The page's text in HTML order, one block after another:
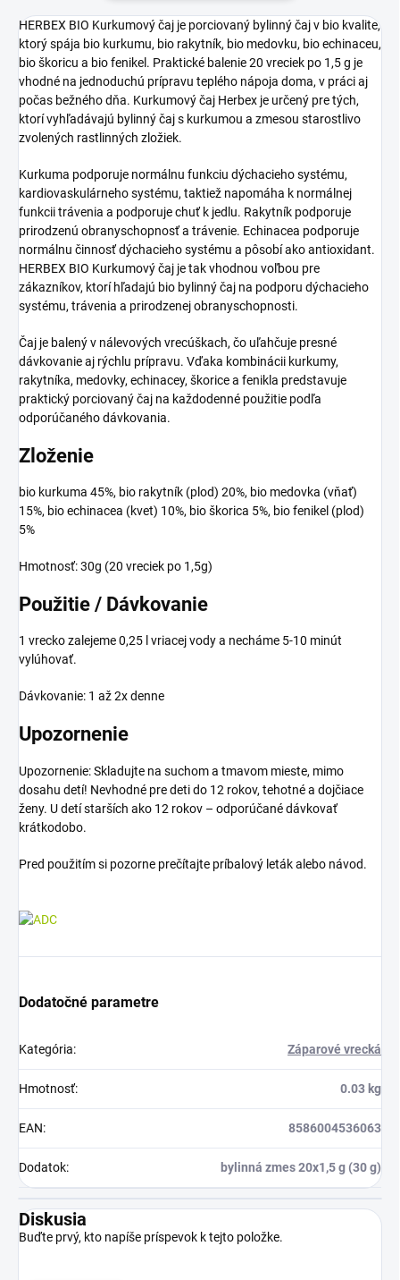
HERBEX BIO Kurkumový čaj je porciovaný bylinný čaj v bio kvalite,
ktorý spája bio kurkumu, bio rakytník, bio medovku, bio echinaceu,
bio škoricu a bio fenikel. Praktické balenie 20 vreciek po 1,5 g je
vhodné na jednoduchú prípravu teplého nápoja doma, v práci aj
počas bežného dňa. Kurkumový čaj Herbex je určený pre tých,
ktorí vyhľadávajú bylinný čaj s kurkumou a zmesou starostlivo
zvolených rastlinných zložiek.
Kurkuma podporuje normálnu funkciu dýchacieho systému,
kardiovaskulárneho systému, taktiež napomáha k normálnej
funkcii trávenia a podporuje chuť k jedlu. Rakytník podporuje
prirodzenú obranyschopnosť a trávenie. Echinacea podporuje
normálnu činnosť dýchacieho systému a pôsobí ako antioxidant.
HERBEX BIO Kurkumový čaj je tak vhodnou voľbou pre
zákazníkov, ktorí hľadajú bio bylinný čaj na podporu dýchacieho
systému, trávenia a prirodzenej obranyschopnosti.
Čaj je balený v nálevových vrecúškach, čo uľahčuje presné
dávkovanie aj rýchlu prípravu. Vďaka kombinácii kurkumy,
rakytníka, medovky, echinacey, škorice a fenikla predstavuje
praktický porciovaný čaj na každodenné použitie podľa
odporúčaného dávkovania.
Zloženie
bio kurkuma 45%, bio rakytník (plod) 20%, bio medovka (vňať)
15%, bio echinacea (kvet) 10%, bio škorica 5%, bio fenikel (plod)
5%
Hmotnosť: 30g (20 vreciek po 1,5g)
Použitie / Dávkovanie
1 vrecko zalejeme 0,25 l vriacej vody a necháme 5-10 minút
vylúhovať.
Dávkovanie: 1 až 2x denne
Upozornenie
Upozornenie: Skladujte na suchom a tmavom mieste, mimo
dosahu detí! Nevhodné pre deti do 12 rokov, tehotné a dojčiace
ženy. U detí starších ako 12 rokov – odporúčané dávkovať
krátkodobo.
Pred použitím si pozorne prečítajte príbalový leták alebo návod.
Dodatočné parametre
Kategória: Záparové vrecká
Hmotnosť: 0.03 kg
EAN: 8586004536063
Dodatok: bylinná zmes 20x1,5 g (30 g)
Diskusia
Buďte prvý, kto napíše príspevok k tejto položke.